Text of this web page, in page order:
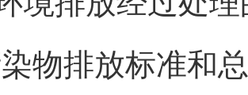
物排放标准和